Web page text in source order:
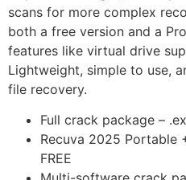
scans for more complex
both a free version and a
features like virtual drive
Lightweight, simple to use,
file recovery.
Full crack package –
Recuva 2025 Portable
FREE